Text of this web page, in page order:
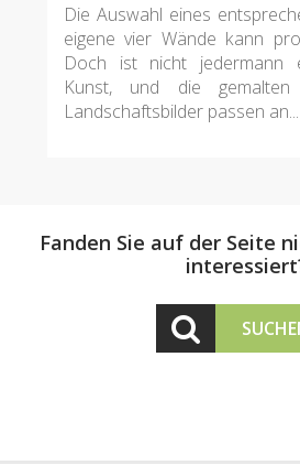
Die Auswahl eines
eigene vier Wände kann
Doch ist nicht jedermann
Kunst, und die
Landschaftsbilder passen an...
Fanden Sie auf der Seite